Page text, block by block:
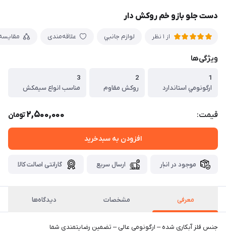
دست جلو بازو خم روکش دار
از 1 نظر لوازم جانبي علاقه‌مندی
ویژگی‌ها
1
ارگونومي استاندارد
2
روكش مقاوم
3
مناسب انواع سيمكش
قیمت: 2,500,000تومان
افزودن به سبدخرید
موجود در انبار ارسال سریع گارانتی اصالت کالا
معرفی مشخصات دیدگاه‌ها
جنس فلز آبکاری شده – ارگونومی عالی – تضمین رضایتمندی شما